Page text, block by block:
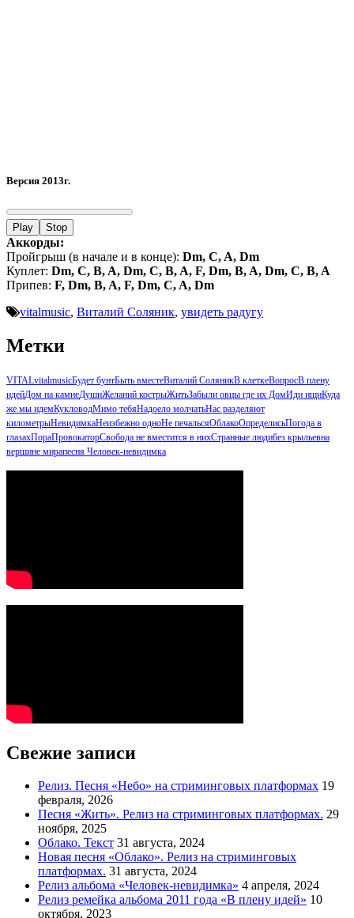
Версия 2013г.
Play Stop
Аккорды:
Пройгрыш (в начале и в конце): Dm, C, A, Dm
Куплет: Dm, C, B, A, Dm, C, B, A, F, Dm, B, A, Dm, C, B, A
Припев: F, Dm, B, A, F, Dm, C, A, Dm
vitalmusic, Виталий Соляник, увидеть радугу
Метки
VITALvitalmusicБудет бунтБыть вместеВиталий СоляникВ клеткеВопросВ плену
идейДом на камнеДушиЖеланий кострыЖитьЗабыли овцы где их ДомИди ищиКуда
же мы идемКукловодМимо тебяНадоело молчатьНас разделяют
километрыНевидимкаНеизбежно одноНе печальсяОблакоОпределисьПогода в
глазахПораПровокаторСвобода не вместится в нихСтранные людибез крыльевна
вершине мирапесня Человек-невидимка
Свежие записи
Релиз. Песня «Небо» на стриминговых платформах 19
февраля, 2026
Песня «Жить». Релиз на стриминговых платформах. 29
ноября, 2025
Облако. Текст 31 августа, 2024
Новая песня «Облако». Релиз на стриминговых
платформах. 31 августа, 2024
Релиз альбома «Человек-невидимка» 4 апреля, 2024
Релиз ремейка альбома 2011 года «В плену идей» 10
октября, 2023